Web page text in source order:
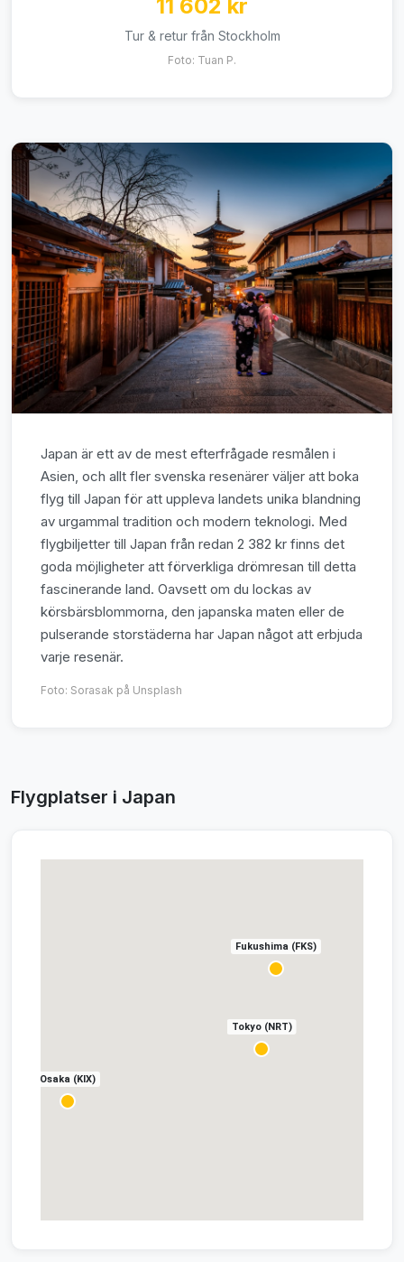
11 602 kr
Tur & retur från Stockholm
Foto: Tuan P.
Japan är ett av de mest efterfrågade resmålen i
Asien, och allt fler svenska resenärer väljer att boka
flyg till Japan för att uppleva landets unika blandning
av urgammal tradition och modern teknologi. Med
flygbiljetter till Japan från redan 2 382 kr finns det
goda möjligheter att förverkliga drömresan till detta
fascinerande land. Oavsett om du lockas av
körsbärsblommorna, den japanska maten eller de
pulserande storstäderna har Japan något att erbjuda
varje resenär.
Foto: Sorasak på Unsplash
Flygplatser i Japan
Tokyo (NRT)
Osaka (KIX)
Fukushima (FKS)